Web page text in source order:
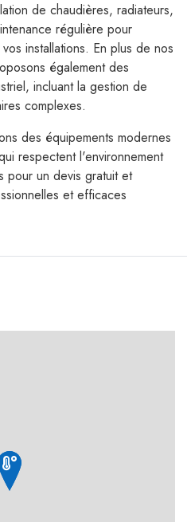
de chaudières, radiateurs,
régulière pour
installations. En plus de nos
également des
incluant la gestion de
complexes.
des équipements modernes
respectent l'environnement
pour un devis gratuit et
et efficaces